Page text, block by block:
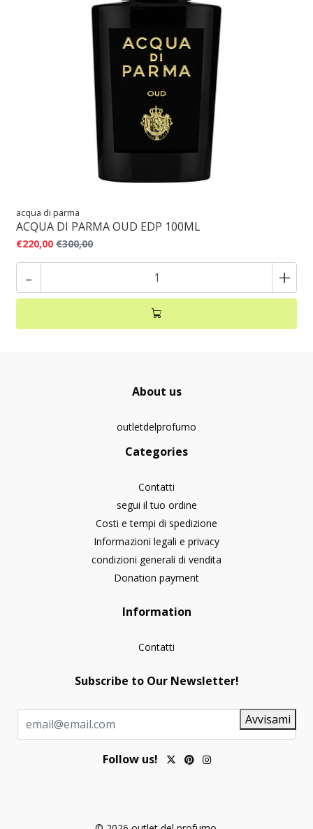
acqua di parma
ACQUA DI PARMA OUD EDP 100ML
€220,00 €300,00
- +
About us
outletdelprofumo
Categories
Contatti
segui il tuo ordine
Costi e tempi di spedizione
Informazioni legali e privacy
condizioni generali di vendita
Donation payment
Information
Contatti
Subscribe to Our Newsletter!
Avvisami
Follow us!